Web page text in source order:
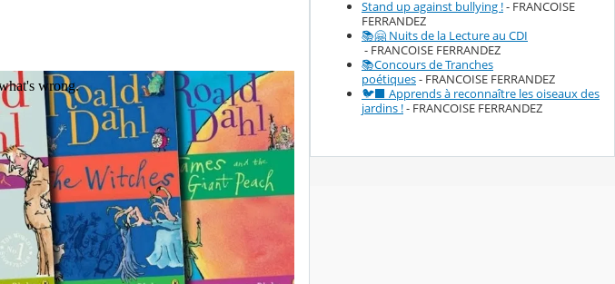
Stand up against bullying !- FRANCOISE
FERRANDEZ
📚🤗 Nuits de la Lecture au CDI
- FRANCOISE FERRANDEZ
📚Concours de Tranches
poétiques- FRANCOISE FERRANDEZ
🐦‍⬛ Apprends à reconnaître les oiseaux des
jardins !- FRANCOISE FERRANDEZ